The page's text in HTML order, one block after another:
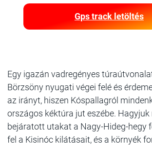
Gps track letöltés
Egy igazán vadregényes
Börzsöny nyugati végei felé és
az irányt, hiszen Kóspallagról
országos kéktúra jut eszébe. Hagyjuk
bejáratott utakat a Nagy-Hideg-hegy
fel a Kisinóc kilátásait, és a környék